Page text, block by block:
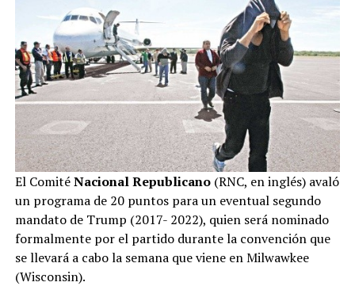
El ComitéNacionalRepublicano(RNC, en inglés) avaló
un programa de 20 puntos para un eventual segundo
mandato de Trump (2017- 2022), quien será nominado
formalmente por el partido durante la convención que
se llevará a cabo la semana que viene en Milwawkee
(Wisconsin).